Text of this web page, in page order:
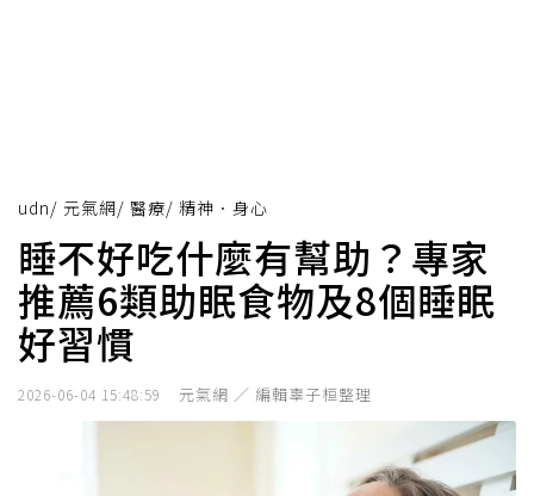
udn/ 元氣網/ 醫療/ 精神．身心
睡不好吃什麼有幫助？專家
推薦6類助眠食物及8個睡眠
好習慣
2026-06-04 15:48:59 元氣網 ／ 編輯辜子桓整理